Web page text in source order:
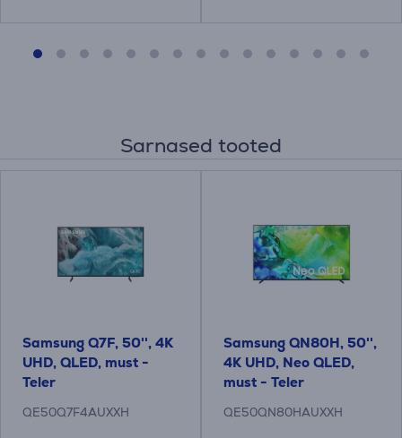
Sarnased tooted
Samsung Q7F, 50'', 4K
UHD, QLED, must -
Teler
QE50Q7F4AUXXH
Samsung QN80H, 50'',
4K UHD, Neo QLED,
must - Teler
QE50QN80HAUXXH